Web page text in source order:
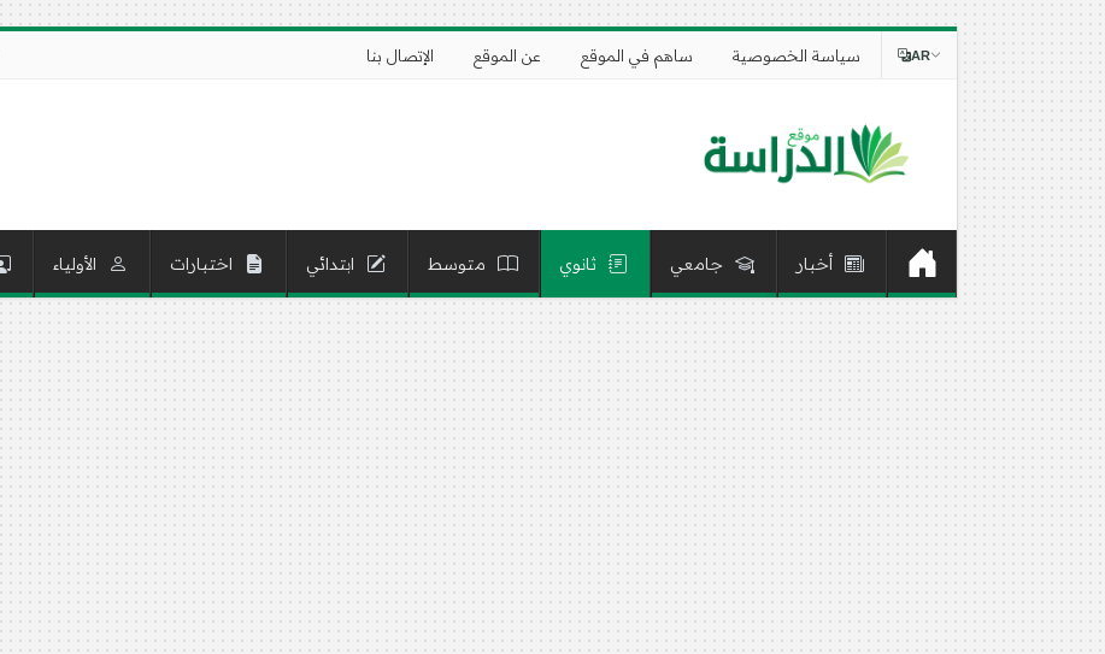
سياسة الخصوصية ساهم في الموقع عن الموقع الإتصال بنا AR
أخبار جامعي ثانوي متوسط ابتدائي اختبارات الأولياء